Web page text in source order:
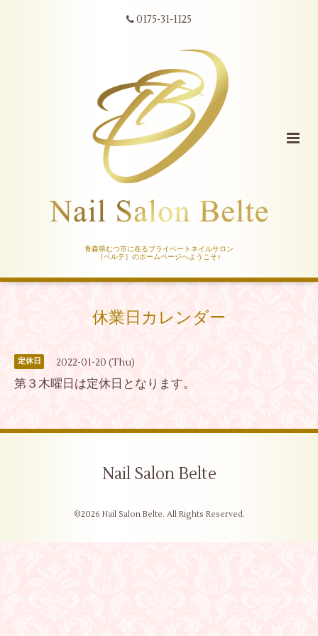
0175-31-1125
青森県むつ市に在るプライベートネイルサロン
［ベルテ］のホームページへようこそ♪
休業日カレンダー
定休日 2022-01-20 (Thu)
第３木曜日は定休日となります。
Nail Salon Belte
©2026 Nail Salon Belte. All Rights Reserved.